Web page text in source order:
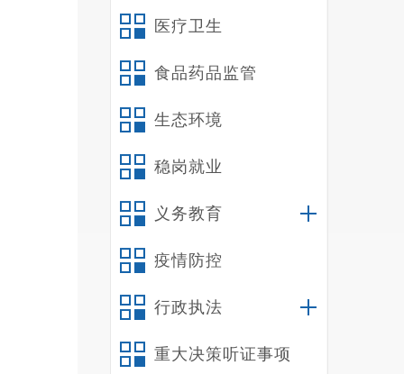
医疗卫生
食品药品监管
生态环境
稳岗就业
义务教育
疫情防控
行政执法
重大决策听证事项